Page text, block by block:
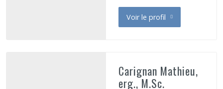
Voir le profil
de Cara Chantal
Carignan Mathieu,
erg., M.Sc.